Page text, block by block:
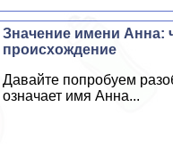
Значение имени Анна:
происхождение
Давайте попробуем
означает имя Анна...